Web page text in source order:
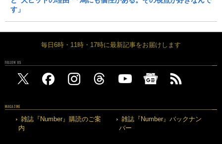
す」
毎日6時・11時・17時に最新記事をお届けします
FOLLOW US
MAGAZINE
雑誌『Number』購読のご案
内
雑誌『Number』バックナン
バー